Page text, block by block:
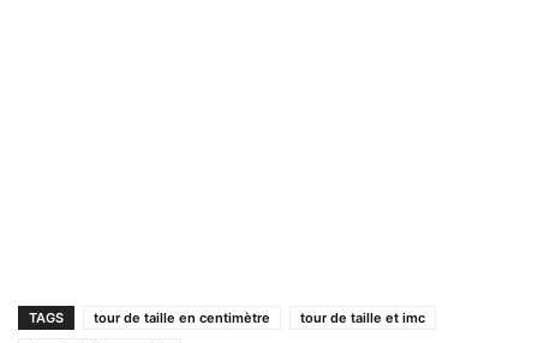
TAGS tour de taille en centimètre
tour de taille et imc